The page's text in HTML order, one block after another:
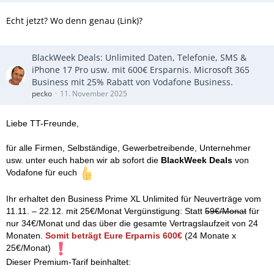
Echt jetzt? Wo denn genau (Link)?
BlackWeek Deals: Unlimited Daten, Telefonie, SMS &
iPhone 17 Pro usw. mit 600€ Ersparnis. Microsoft 365
Business mit 25% Rabatt von Vodafone Business.
pecko 11. November 2025
Liebe TT-Freunde,
für alle Firmen, Selbständige, Gewerbetreibende, Unternehmer
usw. unter euch haben wir ab sofort die BlackWeek Deals von
Vodafone für euch
Ihr erhaltet den Business Prime XL Unlimited für Neuverträge vom
11.11. – 22.12. mit 25€/Monat Vergünstigung: Statt 59€/Monat für
nur 34€/Monat und das über die gesamte Vertragslaufzeit von 24
Monaten. Somit beträgt Eure Erparnis 600€ (24 Monate x
25€/Monat)
Dieser Premium-Tarif beinhaltet: